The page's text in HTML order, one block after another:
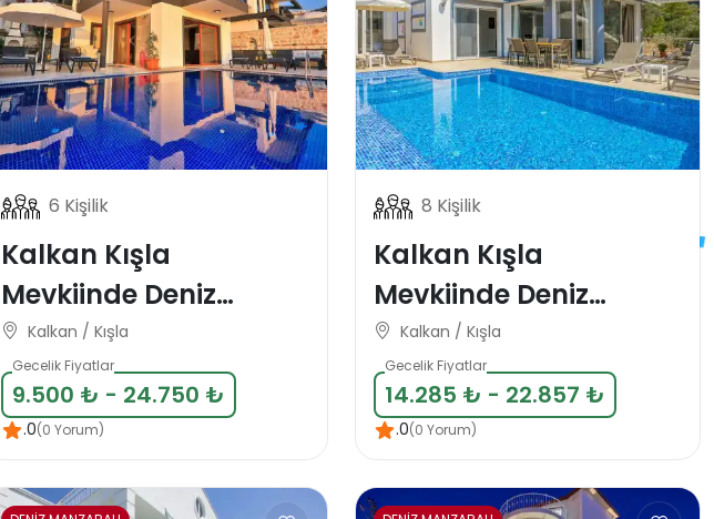
6 Kişilik
Kalkan Kışla
Mevkiinde Deniz
Manzaralı 6 Kişlik Tatil
Villası
Kalkan / Kışla
Gecelik Fiyatlar
9.500 ₺ - 24.750 ₺
.0(0 Yorum)
8 Kişilik
Kalkan Kışla
Mevkiinde Deniz
Manzaralı 8 Kişilik
Tatil Villası
Kalkan / Kışla
Gecelik Fiyatlar
14.285 ₺ - 22.857 ₺
.0(0 Yorum)